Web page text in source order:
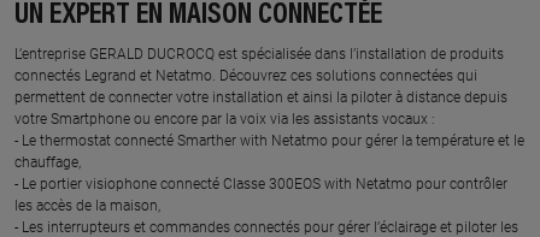
UN EXPERT EN MAISON CONNECTÉE
L’entreprise GERALD DUCROCQ est spécialisée dans l’installation de produits
connectés Legrand et Netatmo. Découvrez ces solutions connectées qui
permettent de connecter votre installation et ainsi la piloter à distance depuis
votre Smartphone ou encore par la voix via les assistants vocaux :
- Le thermostat connecté Smarther with Netatmo pour gérer la température et le
chauffage,
- Le portier visiophone connecté Classe 300EOS with Netatmo pour contrôler
les accès de la maison,
- Les interrupteurs et commandes connectés pour gérer l’éclairage et piloter les